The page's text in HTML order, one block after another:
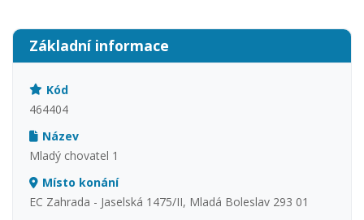
Základní informace
Kód
464404
Název
Mladý chovatel 1
Místo konání
EC Zahrada - Jaselská 1475/II, Mladá Boleslav 293 01